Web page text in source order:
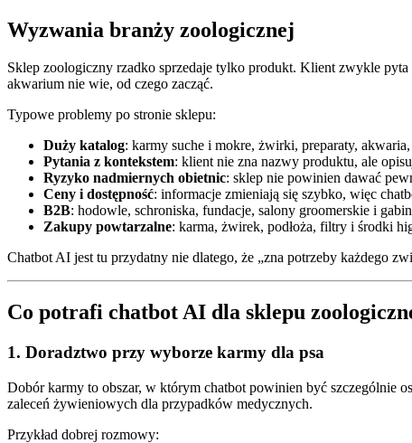
Wyzwania branży zoologicznej
Sklep zoologiczny rzadko sprzedaje tylko produkt. Klient zwykle pyta
akwarium nie wie, od czego zacząć.
Typowe problemy po stronie sklepu:
Duży katalog: karmy suche i mokre, żwirki, preparaty,
Pytania z kontekstem: klient nie zna nazwy produktu, ale
Ryzyko nadmiernych obietnic: sklep nie powinien dawać
Ceny i dostępność: informacje zmieniają się szybko, więc
B2B: hodowle, schroniska, fundacje, salony groomerskie i
Zakupy powtarzalne: karma, żwirek, podłoża, filtry i środki
Chatbot AI jest tu przydatny nie dlatego, że „zna potrzeby każdego
Co potrafi chatbot AI dla sklepu
1. Doradztwo przy wyborze karmy dla psa
Dobór karmy to obszar, w którym chatbot powinien być szczególnie
zaleceń żywieniowych dla przypadków medycznych.
Przykład dobrej rozmowy: